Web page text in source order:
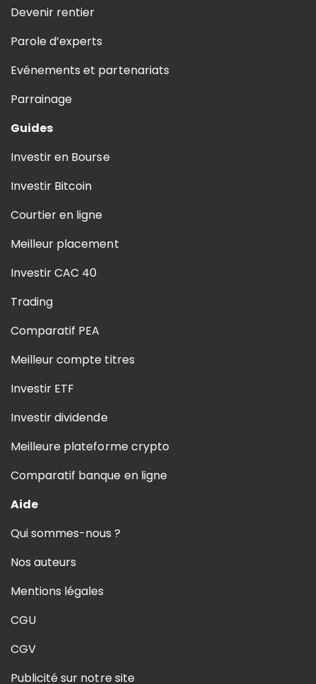
Devenir rentier
Parole d’experts
Evénements et partenariats
Parrainage
Guides
Investir en Bourse
Investir Bitcoin
Courtier en ligne
Meilleur placement
Investir CAC 40
Trading
Comparatif PEA
Meilleur compte titres
Investir ETF
Investir dividende
Meilleure plateforme crypto
Comparatif banque en ligne
Aide
Qui sommes-nous ?
Nos auteurs
Mentions légales
CGU
CGV
Publicité sur notre site